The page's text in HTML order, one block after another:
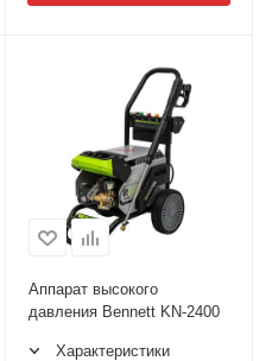
Аппарат высокого
давления Bennett KN-2400
Характеристики